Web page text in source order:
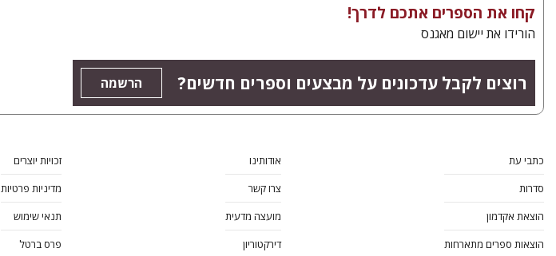
קחו את הספרים אתכם לדרך!
הורידו את יישום מאגנס
רוצים לקבל עדכונים על מבצעים וספרים חדשים? הרשמה
כתבי עת
סדרות
הוצאת אקדמון
הוצאות ספרים מתארחות
אודותינו
צרו קשר
מועצה מדעית
דירקטוריון
זכויות יוצרים
מדיניות פרטיות
תנאי שימוש
פרס ברטל